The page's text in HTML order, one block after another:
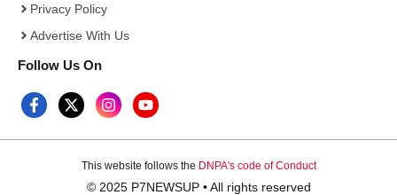
Privacy Policy
Advertise With Us
Follow Us On
This website follows the DNPA's code of Conduct
© 2025 P7NEWSUP • All rights reserved